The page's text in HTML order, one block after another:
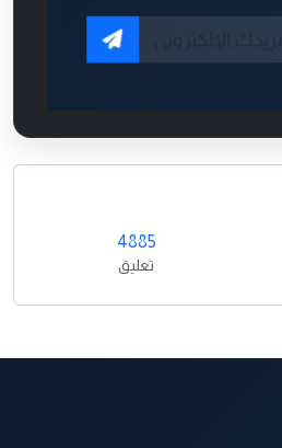
4885
تعليق